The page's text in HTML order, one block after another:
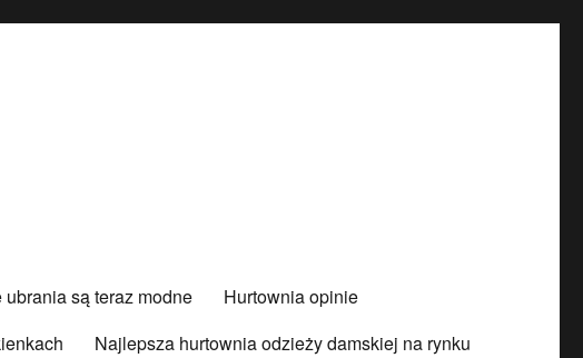
ubrania są teraz modne
Hurtownia opinie
Najlepsza hurtownia odzieży damskiej na rynku